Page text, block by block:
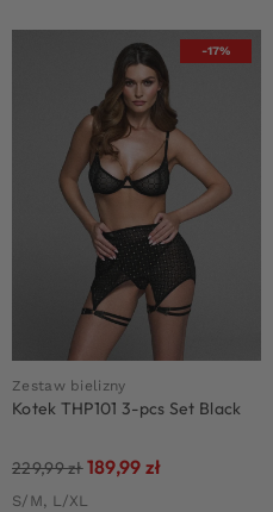
-17%
Zestaw bielizny
Kotek THP101 3-pcs Set Black
229,99zł189,99 zł
S/M, L/XL